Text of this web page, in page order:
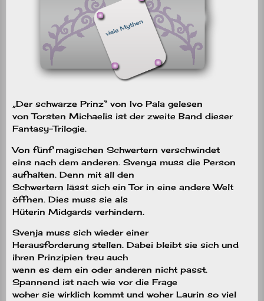
„Der schwarze Prinz“ von Ivo Pala gelesen
von Torsten Michaelis ist der zweite Band dieser
Fantasy-Trilogie.
Von fünf magischen Schwertern verschwindet
eins nach dem anderen. Svenya muss die Person
aufhalten. Denn mit all den
Schwertern lässt sich ein Tor in eine andere Welt
öffnen. Dies muss sie als
Hüterin Midgards verhindern.
Svenja muss sich wieder einer
Herausforderung stellen. Dabei bleibt sie sich und
ihren Prinzipien treu auch
wenn es dem ein oder anderen nicht passt.
Spannend ist nach wie vor die Frage
woher sie wirklich kommt und woher Laurin so viel